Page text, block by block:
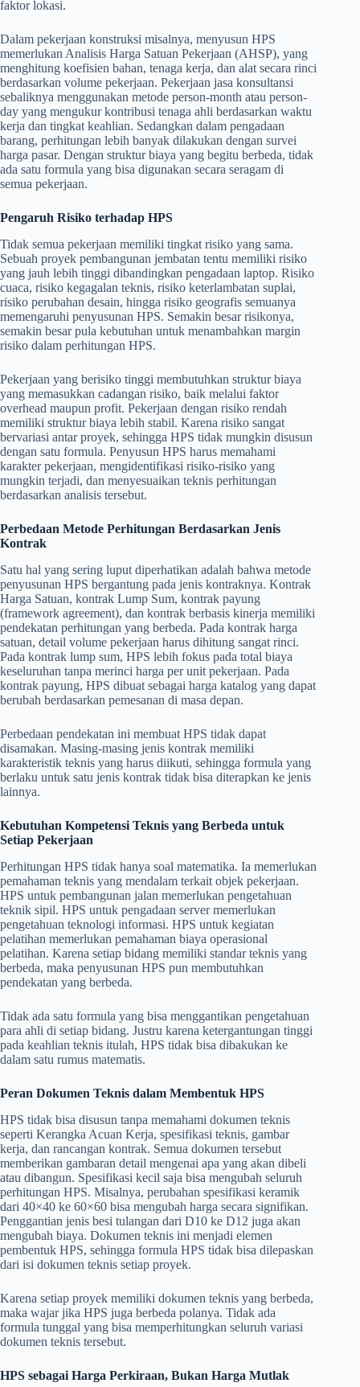
faktor lokasi.
Dalam pekerjaan konstruksi misalnya, menyusun HPS
memerlukan Analisis Harga Satuan Pekerjaan (AHSP), yang
menghitung koefisien bahan, tenaga kerja, dan alat secara rinci
berdasarkan volume pekerjaan. Pekerjaan jasa konsultansi
sebaliknya menggunakan metode person-month atau person-
day yang mengukur kontribusi tenaga ahli berdasarkan waktu
kerja dan tingkat keahlian. Sedangkan dalam pengadaan
barang, perhitungan lebih banyak dilakukan dengan survei
harga pasar. Dengan struktur biaya yang begitu berbeda, tidak
ada satu formula yang bisa digunakan secara seragam di
semua pekerjaan.
Pengaruh Risiko terhadap HPS
Tidak semua pekerjaan memiliki tingkat risiko yang sama.
Sebuah proyek pembangunan jembatan tentu memiliki risiko
yang jauh lebih tinggi dibandingkan pengadaan laptop. Risiko
cuaca, risiko kegagalan teknis, risiko keterlambatan suplai,
risiko perubahan desain, hingga risiko geografis semuanya
memengaruhi penyusunan HPS. Semakin besar risikonya,
semakin besar pula kebutuhan untuk menambahkan margin
risiko dalam perhitungan HPS.
Pekerjaan yang berisiko tinggi membutuhkan struktur biaya
yang memasukkan cadangan risiko, baik melalui faktor
overhead maupun profit. Pekerjaan dengan risiko rendah
memiliki struktur biaya lebih stabil. Karena risiko sangat
bervariasi antar proyek, sehingga HPS tidak mungkin disusun
dengan satu formula. Penyusun HPS harus memahami
karakter pekerjaan, mengidentifikasi risiko-risiko yang
mungkin terjadi, dan menyesuaikan teknis perhitungan
berdasarkan analisis tersebut.
Perbedaan Metode Perhitungan Berdasarkan Jenis
Kontrak
Satu hal yang sering luput diperhatikan adalah bahwa metode
penyusunan HPS bergantung pada jenis kontraknya. Kontrak
Harga Satuan, kontrak Lump Sum, kontrak payung
(framework agreement), dan kontrak berbasis kinerja memiliki
pendekatan perhitungan yang berbeda. Pada kontrak harga
satuan, detail volume pekerjaan harus dihitung sangat rinci.
Pada kontrak lump sum, HPS lebih fokus pada total biaya
keseluruhan tanpa merinci harga per unit pekerjaan. Pada
kontrak payung, HPS dibuat sebagai harga katalog yang dapat
berubah berdasarkan pemesanan di masa depan.
Perbedaan pendekatan ini membuat HPS tidak dapat
disamakan. Masing-masing jenis kontrak memiliki
karakteristik teknis yang harus diikuti, sehingga formula yang
berlaku untuk satu jenis kontrak tidak bisa diterapkan ke jenis
lainnya.
Kebutuhan Kompetensi Teknis yang Berbeda untuk
Setiap Pekerjaan
Perhitungan HPS tidak hanya soal matematika. Ia memerlukan
pemahaman teknis yang mendalam terkait objek pekerjaan.
HPS untuk pembangunan jalan memerlukan pengetahuan
teknik sipil. HPS untuk pengadaan server memerlukan
pengetahuan teknologi informasi. HPS untuk kegiatan
pelatihan memerlukan pemahaman biaya operasional
pelatihan. Karena setiap bidang memiliki standar teknis yang
berbeda, maka penyusunan HPS pun membutuhkan
pendekatan yang berbeda.
Tidak ada satu formula yang bisa menggantikan pengetahuan
para ahli di setiap bidang. Justru karena ketergantungan tinggi
pada keahlian teknis itulah, HPS tidak bisa dibakukan ke
dalam satu rumus matematis.
Peran Dokumen Teknis dalam Membentuk HPS
HPS tidak bisa disusun tanpa memahami dokumen teknis
seperti Kerangka Acuan Kerja, spesifikasi teknis, gambar
kerja, dan rancangan kontrak. Semua dokumen tersebut
memberikan gambaran detail mengenai apa yang akan dibeli
atau dibangun. Spesifikasi kecil saja bisa mengubah seluruh
perhitungan HPS. Misalnya, perubahan spesifikasi keramik
dari 40×40 ke 60×60 bisa mengubah harga secara signifikan.
Penggantian jenis besi tulangan dari D10 ke D12 juga akan
mengubah biaya. Dokumen teknis ini menjadi elemen
pembentuk HPS, sehingga formula HPS tidak bisa dilepaskan
dari isi dokumen teknis setiap proyek.
Karena setiap proyek memiliki dokumen teknis yang berbeda,
maka wajar jika HPS juga berbeda polanya. Tidak ada
formula tunggal yang bisa memperhitungkan seluruh variasi
dokumen teknis tersebut.
HPS sebagai Harga Perkiraan, Bukan Harga Mutlak